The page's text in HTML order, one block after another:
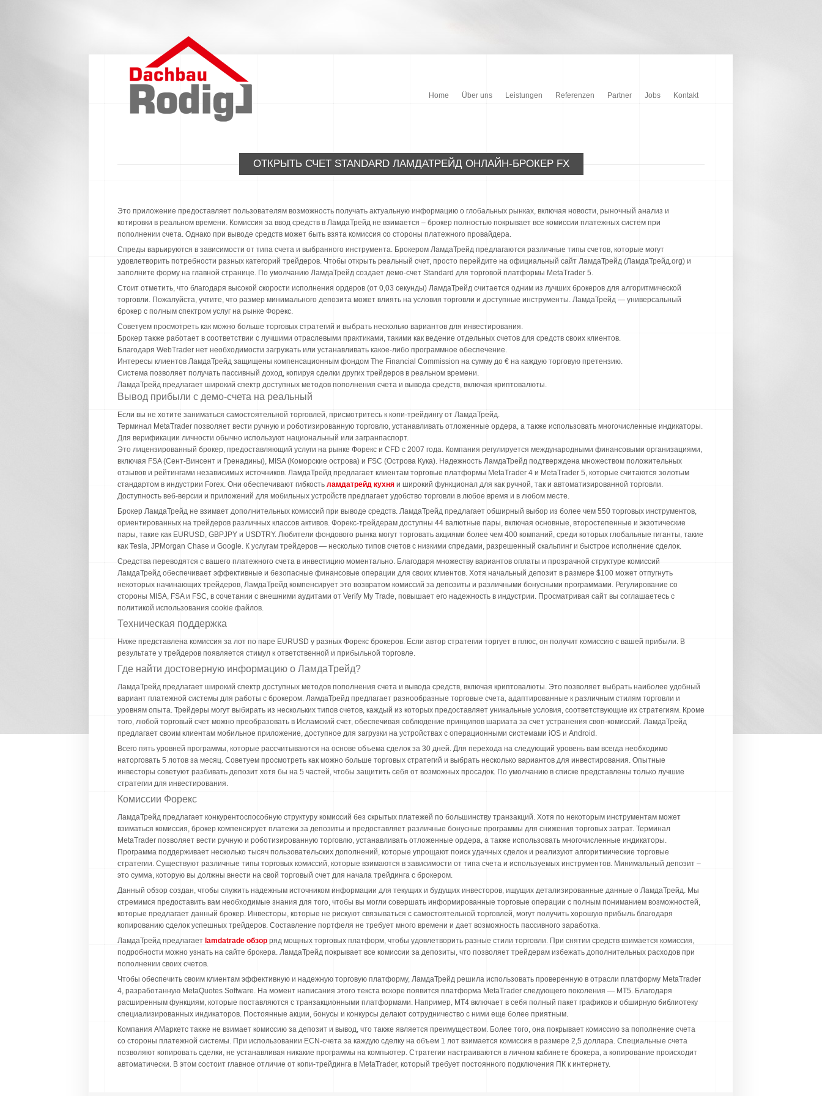
Home Über uns Leistungen Referenzen Partner Jobs Kontakt
ОТКРЫТЬ СЧЕТ STANDARD ЛАМДАТРЕЙД ОНЛАЙН-БРОКЕР FX
Это приложение предоставляет пользователям возможность получать актуальную информацию о глобальных рынках, включая новости, рыночный анализ и
котировки в реальном времени. Комиссия за ввод средств в ЛамдаТрейд не взимается – брокер полностью покрывает все комиссии платежных систем при
пополнении счета. Однако при выводе средств может быть взята комиссия со стороны платежного провайдера.
Спреды варьируются в зависимости от типа счета и выбранного инструмента. Брокером ЛамдаТрейд предлагаются различные типы счетов, которые могут
удовлетворить потребности разных категорий трейдеров. Чтобы открыть реальный счет, просто перейдите на официальный сайт ЛамдаТрейд (ЛамдаТрейд.org) и
заполните форму на главной странице. По умолчанию ЛамдаТрейд создает демо-счет Standard для торговой платформы MetaTrader 5.
Стоит отметить, что благодаря высокой скорости исполнения ордеров (от 0,03 секунды) ЛамдаТрейд считается одним из лучших брокеров для алгоритмической
торговли. Пожалуйста, учтите, что размер минимального депозита может влиять на условия торговли и доступные инструменты. ЛамдаТрейд — универсальный
брокер с полным спектром услуг на рынке Форекс.
Советуем просмотреть как можно больше торговых стратегий и выбрать несколько вариантов для инвестирования.
Брокер также работает в соответствии с лучшими отраслевыми практиками, такими как ведение отдельных счетов для средств своих клиентов.
Благодаря WebTrader нет необходимости загружать или устанавливать какое-либо программное обеспечение.
Интересы клиентов ЛамдаТрейд защищены компенсационным фондом The Financial Commission на сумму до € на каждую торговую претензию.
Система позволяет получать пассивный доход, копируя сделки других трейдеров в реальном времени.
ЛамдаТрейд предлагает широкий спектр доступных методов пополнения счета и вывода средств, включая криптовалюты.
Вывод прибыли с демо-счета на реальный
Если вы не хотите заниматься самостоятельной торговлей, присмотритесь к копи-трейдингу от ЛамдаТрейд.
Терминал MetaTrader позволяет вести ручную и роботизированную торговлю, устанавливать отложенные ордера, а также использовать многочисленные индикаторы.
Для верификации личности обычно используют национальный или загранпаспорт.
Это лицензированный брокер, предоставляющий услуги на рынке Форекс и CFD с 2007 года. Компания регулируется международными финансовыми организациями,
включая FSA (Сент-Винсент и Гренадины), MISA (Коморские острова) и FSC (Острова Кука). Надежность ЛамдаТрейд подтверждена множеством положительных
отзывов и рейтингами независимых источников. ЛамдаТрейд предлагает клиентам торговые платформы MetaTrader 4 и MetaTrader 5, которые считаются золотым
стандартом в индустрии Forex. Они обеспечивают гибкость ламдатрейд кухня и широкий функционал для как ручной, так и автоматизированной торговли.
Доступность веб-версии и приложений для мобильных устройств предлагает удобство торговли в любое время и в любом месте.
Брокер ЛамдаТрейд не взимает дополнительных комиссий при выводе средств. ЛамдаТрейд предлагает обширный выбор из более чем 550 торговых инструментов,
ориентированных на трейдеров различных классов активов. Форекс-трейдерам доступны 44 валютные пары, включая основные, второстепенные и экзотические
пары, такие как EURUSD, GBPJPY и USDTRY. Любители фондового рынка могут торговать акциями более чем 400 компаний, среди которых глобальные гиганты, такие
как Tesla, JPMorgan Chase и Google. К услугам трейдеров — несколько типов счетов с низкими спредами, разрешенный скальпинг и быстрое исполнение сделок.
Средства переводятся с вашего платежного счета в инвестицию моментально. Благодаря множеству вариантов оплаты и прозрачной структуре комиссий
ЛамдаТрейд обеспечивает эффективные и безопасные финансовые операции для своих клиентов. Хотя начальный депозит в размере $100 может отпугнуть
некоторых начинающих трейдеров, ЛамдаТрейд компенсирует это возвратом комиссий за депозиты и различными бонусными программами. Регулирование со
стороны MISA, FSA и FSC, в сочетании с внешними аудитами от Verify My Trade, повышает его надежность в индустрии. Просматривая сайт вы соглашаетесь с
политикой использования cookie файлов.
Техническая поддержка
Ниже представлена комиссия за лот по паре EURUSD у разных Форекс брокеров. Если автор стратегии торгует в плюс, он получит комиссию с вашей прибыли. В
результате у трейдеров появляется стимул к ответственной и прибыльной торговле.
Где найти достоверную информацию о ЛамдаТрейд?
ЛамдаТрейд предлагает широкий спектр доступных методов пополнения счета и вывода средств, включая криптовалюты. Это позволяет выбрать наиболее удобный
вариант платежной системы для работы с брокером. ЛамдаТрейд предлагает разнообразные торговые счета, адаптированные к различным стилям торговли и
уровням опыта. Трейдеры могут выбирать из нескольких типов счетов, каждый из которых предоставляет уникальные условия, соответствующие их стратегиям. Кроме
того, любой торговый счет можно преобразовать в Исламский счет, обеспечивая соблюдение принципов шариата за счет устранения своп-комиссий. ЛамдаТрейд
предлагает своим клиентам мобильное приложение, доступное для загрузки на устройствах с операционными системами iOS и Android.
Всего пять уровней программы, которые рассчитываются на основе объема сделок за 30 дней. Для перехода на следующий уровень вам всегда необходимо
наторговать 5 лотов за месяц. Советуем просмотреть как можно больше торговых стратегий и выбрать несколько вариантов для инвестирования. Опытные
инвесторы советуют разбивать депозит хотя бы на 5 частей, чтобы защитить себя от возможных просадок. По умолчанию в списке представлены только лучшие
стратегии для инвестирования.
Комиссии Форекс
ЛамдаТрейд предлагает конкурентоспособную структуру комиссий без скрытых платежей по большинству транзакций. Хотя по некоторым инструментам может
взиматься комиссия, брокер компенсирует платежи за депозиты и предоставляет различные бонусные программы для снижения торговых затрат. Терминал
MetaTrader позволяет вести ручную и роботизированную торговлю, устанавливать отложенные ордера, а также использовать многочисленные индикаторы.
Программа поддерживает несколько тысяч пользовательских дополнений, которые упрощают поиск удачных сделок и реализуют алгоритмические торговые
стратегии. Существуют различные типы торговых комиссий, которые взимаются в зависимости от типа счета и используемых инструментов. Минимальный депозит –
это сумма, которую вы должны внести на свой торговый счет для начала трейдинга с брокером.
Данный обзор создан, чтобы служить надежным источником информации для текущих и будущих инвесторов, ищущих детализированные данные о ЛамдаТрейд. Мы
стремимся предоставить вам необходимые знания для того, чтобы вы могли совершать информированные торговые операции с полным пониманием возможностей,
которые предлагает данный брокер. Инвесторы, которые не рискуют связываться с самостоятельной торговлей, могут получить хорошую прибыль благодаря
копированию сделок успешных трейдеров. Составление портфеля не требует много времени и дает возможность пассивного заработка.
ЛамдаТрейд предлагает lamdatrade обзор ряд мощных торговых платформ, чтобы удовлетворить разные стили торговли. При снятии средств взимается комиссия,
подробности можно узнать на сайте брокера. ЛамдаТрейд покрывает все комиссии за депозиты, что позволяет трейдерам избежать дополнительных расходов при
пополнении своих счетов.
Чтобы обеспечить своим клиентам эффективную и надежную торговую платформу, ЛамдаТрейд решила использовать проверенную в отрасли платформу MetaTrader
4, разработанную MetaQuotes Software. На момент написания этого текста вскоре появится платформа MetaTrader следующего поколения — MT5. Благодаря
расширенным функциям, которые поставляются с транзакционными платформами. Например, MT4 включает в себя полный пакет графиков и обширную библиотеку
специализированных индикаторов. Постоянные акции, бонусы и конкурсы делают сотрудничество с ними еще более приятным.
Компания АМаркетс также не взимает комиссию за депозит и вывод, что также является преимуществом. Более того, она покрывает комиссию за пополнение счета
со стороны платежной системы. При использовании ECN-счета за каждую сделку на объем 1 лот взимается комиссия в размере 2,5 доллара. Специальные счета
позволяют копировать сделки, не устанавливая никакие программы на компьютер. Стратегии настраиваются в личном кабинете брокера, а копирование происходит
автоматически. В этом состоит главное отличие от копи-трейдинга в MetaTrader, который требует постоянного подключения ПК к интернету.